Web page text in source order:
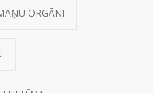
ORGĀNI